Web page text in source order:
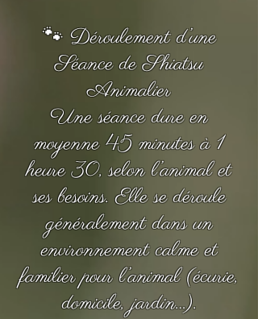
🐾 Déroulement d’une
Séance de Shiatsu
Animalier
Une séance dure en
moyenne 45 minutes à 1
heure 30, selon l’animal et
ses besoins. Elle se déroule
généralement dans un
environnement calme et
familier pour l’animal (écurie,
domicile, jardin…).